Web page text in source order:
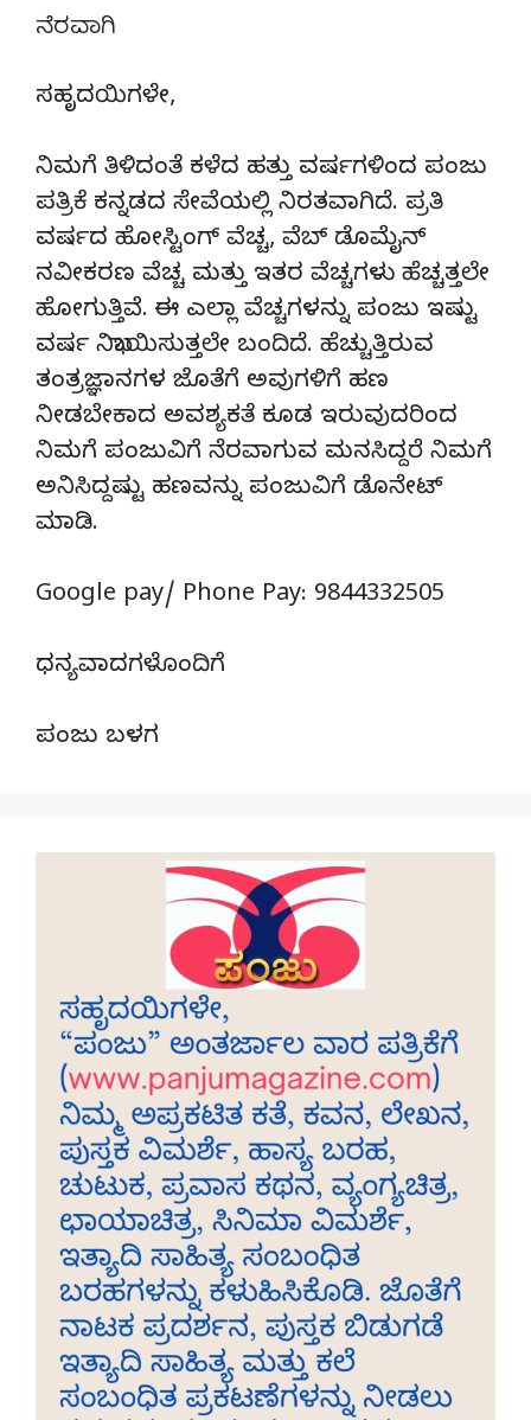
ನೆರವಾಗಿ
ಸಹೃದಯಿಗಳೇ,
ನಿಮಗೆ ತಿಳಿದಂತೆ ಕಳೆದ ಹತ್ತು ವರ್ಷಗಳಿಂದ ಪಂಜು
ಪತ್ರಿಕೆ ಕನ್ನಡದ ಸೇವೆಯಲ್ಲಿ ನಿರತವಾಗಿದೆ. ಪ್ರತಿ
ವರ್ಷದ ಹೋಸ್ಟಿಂಗ್‌ ವೆಚ್ಚ, ವೆಬ್‌ ಡೊಮೈನ್‌
ನವೀಕರಣ ವೆಚ್ಚ ಮತ್ತು ಇತರ ವೆಚ್ಚಗಳು ಹೆಚ್ಚತ್ತಲೇ
ಹೋಗುತ್ತಿವೆ. ಈ ಎಲ್ಲಾ ವೆಚ್ಚಗಳನ್ನು ಪಂಜು ಇಷ್ಟು
ವರ್ಷ ನಿಭಾಯಿಸುತ್ತಲೇ ಬಂದಿದೆ. ಹೆಚ್ಚುತ್ತಿರುವ
ತಂತ್ರಜ್ಞಾನಗಳ ಜೊತೆಗೆ ಅವುಗಳಿಗೆ ಹಣ
ನೀಡಬೇಕಾದ ಅವಶ್ಯಕತೆ ಕೂಡ ಇರುವುದರಿಂದ
ನಿಮಗೆ ಪಂಜುವಿಗೆ ನೆರವಾಗುವ ಮನಸಿದ್ದರೆ ನಿಮಗೆ
ಅನಿಸಿದ್ದಷ್ಟು ಹಣವನ್ನು ಪಂಜುವಿಗೆ ಡೊನೇಟ್‌
ಮಾಡಿ.
Google pay/ Phone Pay: 9844332505
ಧನ್ಯವಾದಗಳೊಂದಿಗೆ
ಪಂಜು ಬಳಗ